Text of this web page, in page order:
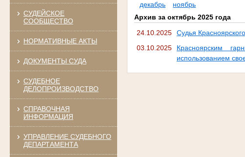
СУДЕЙСКОЕ
СООБЩЕСТВО
НОРМАТИВНЫЕ АКТЫ
ДОКУМЕНТЫ СУДА
СУДЕБНОЕ
ДЕЛОПРОИЗВОДСТВО
СПРАВОЧНАЯ
ИНФОРМАЦИЯ
УПРАВЛЕНИЕ СУДЕБНОГО
ДЕПАРТАМЕНТА
декабрь
ноябрь
Архив за октябрь 2025 года
24.10.2025
Судья
03.10.2025
Красноярским
использованием